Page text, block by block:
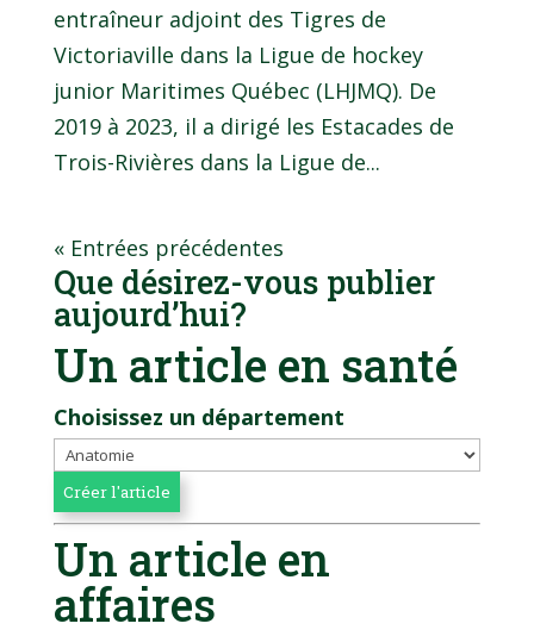
entraîneur adjoint des Tigres de
Victoriaville dans la Ligue de hockey
junior Maritimes Québec (LHJMQ). De
2019 à 2023, il a dirigé les Estacades de
Trois-Rivières dans la Ligue de...
« Entrées précédentes
Que désirez-vous publier
aujourd’hui?
Un article en santé
Choisissez un département
Un article en
affaires